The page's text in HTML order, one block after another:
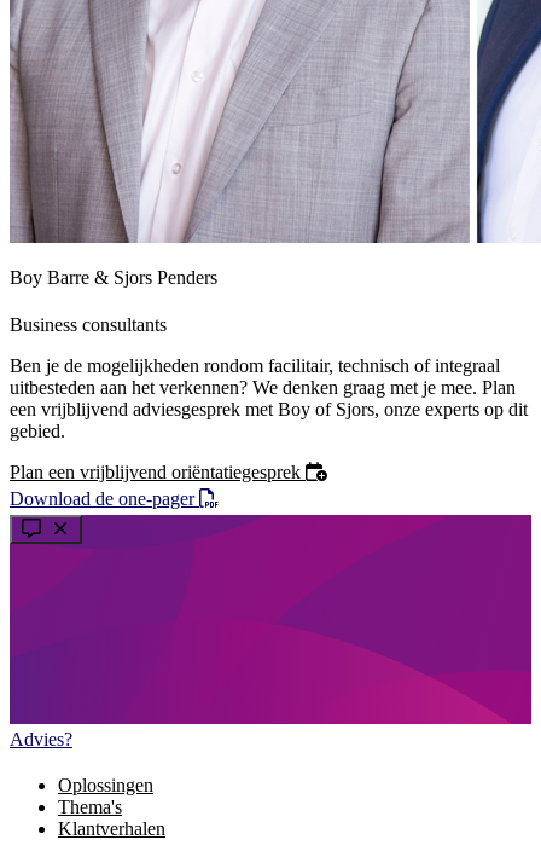
Boy Barre & Sjors Penders
Business consultants
Ben je de mogelijkheden rondom facilitair, technisch of integraal
uitbesteden aan het verkennen? We denken graag met je mee. Plan
een vrijblijvend adviesgesprek met Boy of Sjors, onze experts op dit
gebied.
Plan een vrijblijvend oriëntatiegesprek
Download de one-pager
Advies?
Oplossingen
Thema's
Klantverhalen